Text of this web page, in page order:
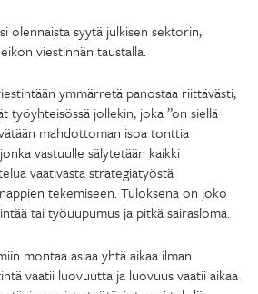
olennaista syytä julkisen sektorin,
viestinnän taustalla.
ymmärretä panostaa riittävästi;
työyhteisössä jollekin, joka ”on siellä
mahdottoman isoa tonttia
vastuulle sälytetään kaikki
vaativasta strategiatyöstä
tekemiseen. Tuloksena on joko
tai työuupumus ja pitkä sairasloma.
montaa asiaa yhtä aikaa ilman
vaatii luovuutta ja luovuus vaatii aikaa